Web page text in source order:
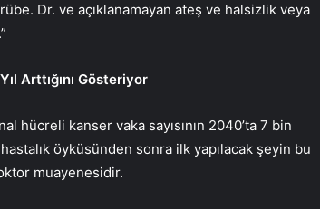
Dr. ve açıklanamayan ateş ve halsizlik veya
Arttığını Gösteriyor
hücreli kanser vaka sayısının 2040’ta 7 bin
öyküsünden sonra ilk yapılacak şeyin bu
muayenesidir.